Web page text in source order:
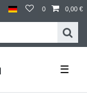
0 0,00 €
☰